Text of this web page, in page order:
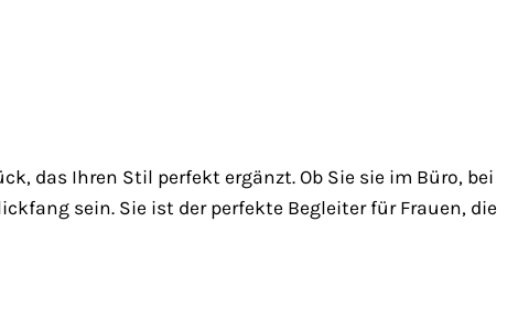
das Ihren Stil perfekt ergänzt. Ob Sie sie im Büro, bei
sein. Sie ist der perfekte Begleiter für Frauen, die